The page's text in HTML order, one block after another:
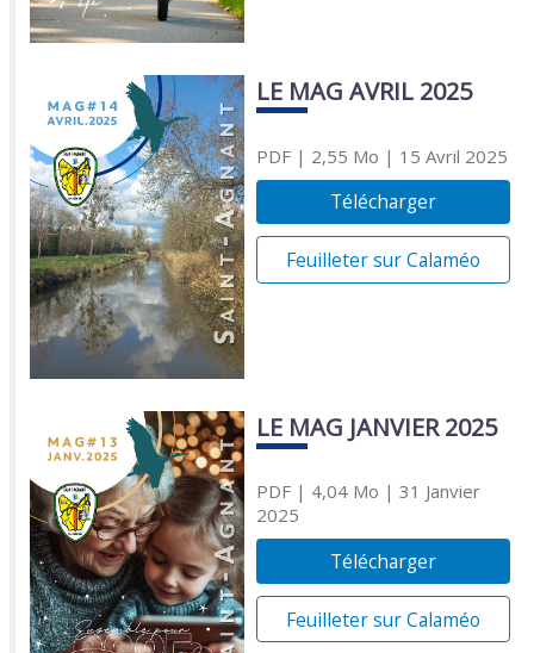
LE MAG AVRIL 2025
PDF| 2,55 Mo | 15 Avril 2025
Télécharger
Feuilleter sur Calaméo
LE MAG JANVIER 2025
PDF| 4,04 Mo | 31 Janvier
2025
Télécharger
Feuilleter sur Calaméo